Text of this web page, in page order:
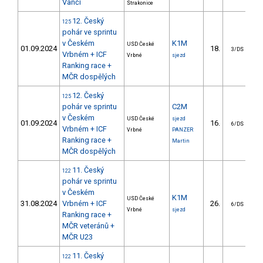
Vanči
Strakonice
01.09.2024
125 12. Český
pohár ve sprintu
v Českém
Vrbném + ICF
Ranking race +
MČR dospělých
USD České
Vrbné
K1M
sjezd
18. 3/DS
01.09.2024
125 12. Český
pohár ve sprintu
v Českém
Vrbném + ICF
Ranking race +
MČR dospělých
USD České
Vrbné
C2M
sjezd
PANZER
Martin
16. 6/DS
31.08.2024
122 11. Český
pohár ve sprintu
v Českém
Vrbném + ICF
Ranking race +
MČR veteránů +
MČR U23
USD České
Vrbné
K1M
sjezd
26. 6/DS
122 11. Český